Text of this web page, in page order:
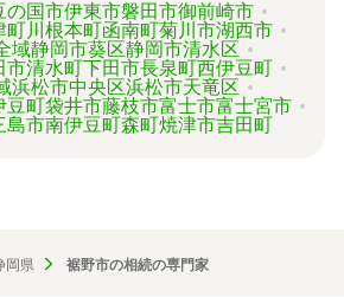
の国市伊東市磐田市御前崎市
町川根本町函南町菊川市湖西市
域静岡市葵区静岡市清水区
市清水町下田市長泉町西伊豆町
浜松市中央区浜松市天竜区
豆町袋井市藤枝市富士市富士宮市
島市南伊豆町森町焼津市吉田町
岡県 裾野市の相続の専門家